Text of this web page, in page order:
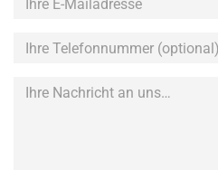
Mailadresse
Ihre
(optional)